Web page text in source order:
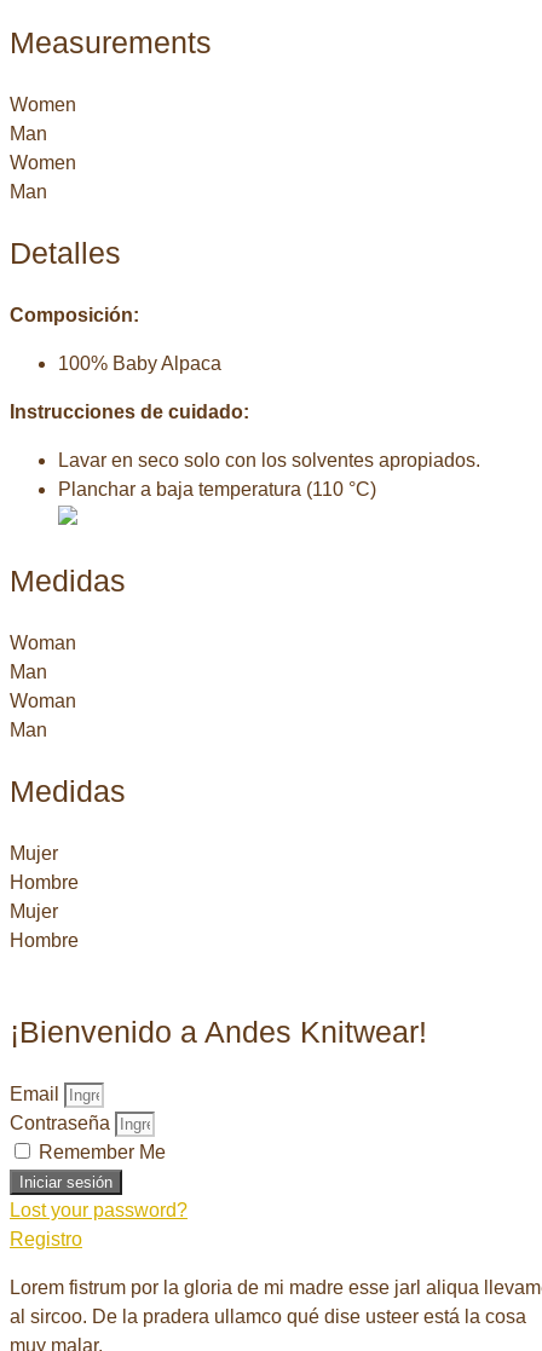
Measurements
Women
Man
Women
Man
Detalles
Composición:
100% Baby Alpaca
Instrucciones de cuidado:
Lavar en seco solo con los solventes apropiados.
Planchar a baja temperatura (110 °C)
Medidas
Woman
Man
Woman
Man
Medidas
Mujer
Hombre
Mujer
Hombre
¡Bienvenido a Andes Knitwear!
Email
Contraseña
Remember Me
Iniciar sesión
Lost your password?
Registro
Lorem fistrum por la gloria de mi madre esse jarl aliqua
al sircoo. De la pradera ullamco qué dise usteer está la cosa
muy malar.